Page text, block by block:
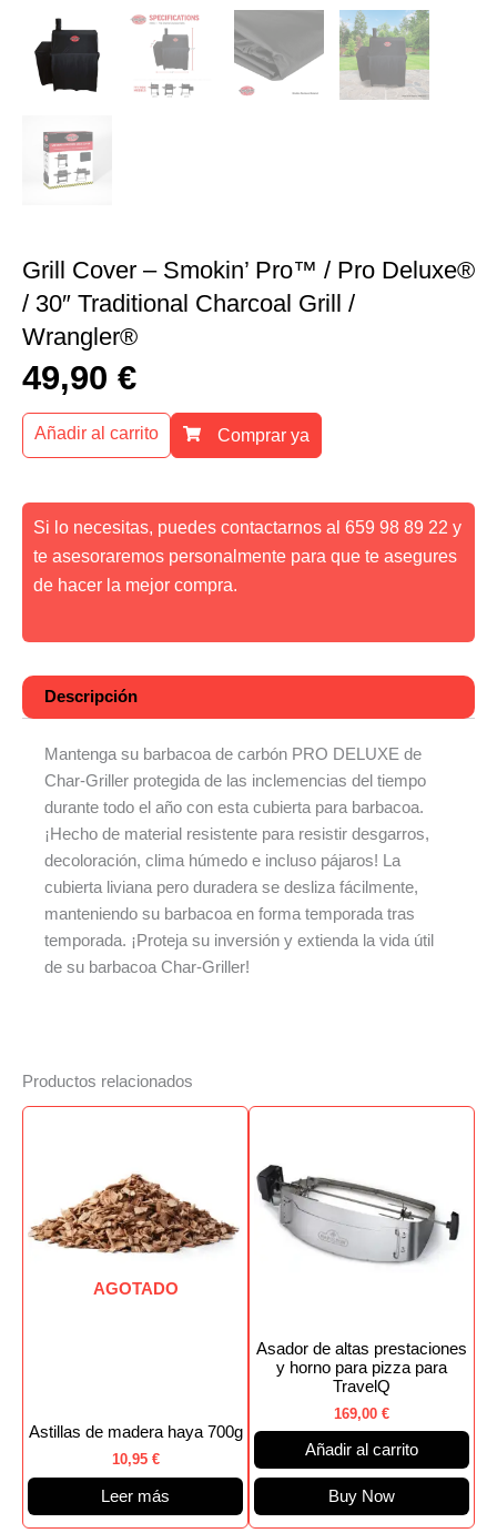
Grill Cover – Smokin’ Pro™ / Pro Deluxe®
/ 30″ Traditional Charcoal Grill /
Wrangler®
49,90 €
Añadir al carrito Comprar ya
Si lo necesitas, puedes contactarnos al 659 98 89 22 y
te asesoraremos personalmente para que te asegures
de hacer la mejor compra.
Descripción
Mantenga su barbacoa de carbón PRO DELUXE de
Char-Griller protegida de las inclemencias del tiempo
durante todo el año con esta cubierta para barbacoa.
¡Hecho de material resistente para resistir desgarros,
decoloración, clima húmedo e incluso pájaros! La
cubierta liviana pero duradera se desliza fácilmente,
manteniendo su barbacoa en forma temporada tras
temporada. ¡Proteja su inversión y extienda la vida útil
de su barbacoa Char-Griller!
Productos relacionados
AGOTADO
Astillas de madera haya 700g
10,95 €
Leer más
Asador de altas prestaciones
y horno para pizza para
TravelQ
169,00 €
Añadir al carrito
Buy Now